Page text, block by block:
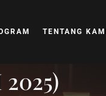
TENTANG KAMI
2025)